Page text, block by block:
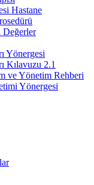
Hastane
Değerler
Yönergesi
Kılavuzu 2.1
ve Yönetim Rehberi
Yönergesi